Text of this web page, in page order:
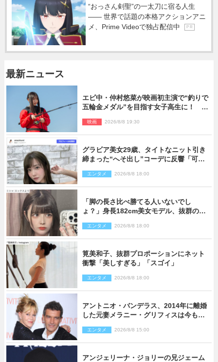
“おっさん剣聖”の一太刀に宿る人生
―― 世界で話題の本格アクションアニ
メ、Prime Videoで独占配信中
P R
最新ニュース
エビ中・仲村悠菜が映画初主演で“釣りで
五輪金メダル”を目指す女子高生に！ 映
映画 2026/8/8 19:30
グラビア美女29歳、タイトなニット引き
締まった“へそ出し”コーデに反響「可愛
エンタメ 2026/8/8 18:00
「脚の長さ比べ勝てる人いないでし
ょ？」身長182cm美女モデル、抜群のプ
エンタメ 2026/8/8 18:00
筧美和子、抜群プロポーションにネット
衝撃「美しすぎる」「スゴイ」
エンタメ 2026/8/8 18:00
アントニオ・バンデラス、2014年に離婚
した元妻メラニー・グリフィスは今も
エンタメ 2026/8/8 15:00
アンジェリーナ・ジョリーの兄ジェーム